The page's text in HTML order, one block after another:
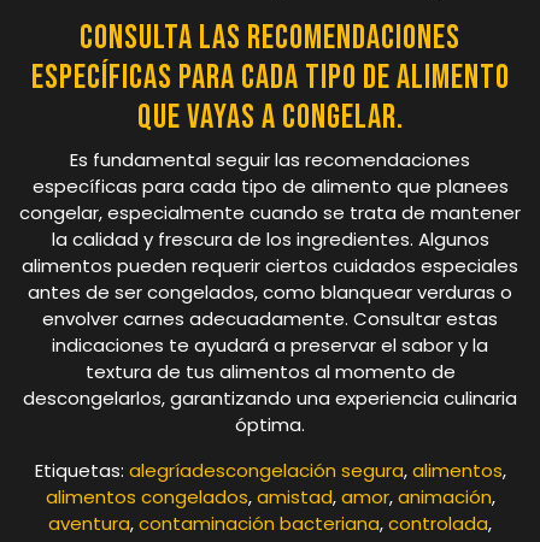
Consulta las recomendaciones
específicas para cada tipo de alimento
que vayas a congelar.
Es fundamental seguir las recomendaciones
específicas para cada tipo de alimento que planees
congelar, especialmente cuando se trata de mantener
la calidad y frescura de los ingredientes. Algunos
alimentos pueden requerir ciertos cuidados especiales
antes de ser congelados, como blanquear verduras o
envolver carnes adecuadamente. Consultar estas
indicaciones te ayudará a preservar el sabor y la
textura de tus alimentos al momento de
descongelarlos, garantizando una experiencia culinaria
óptima.
Etiquetas: alegríadescongelación segura,alimentos,
alimentos congelados,amistad,amor,animación,
aventura,contaminación bacteriana,controlada,